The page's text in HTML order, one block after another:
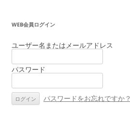
ビ
ゲ
シ
ン
WEB会員ログイン
ユーザー名またはメールアドレス
パスワード
パスワードをお忘れですか？